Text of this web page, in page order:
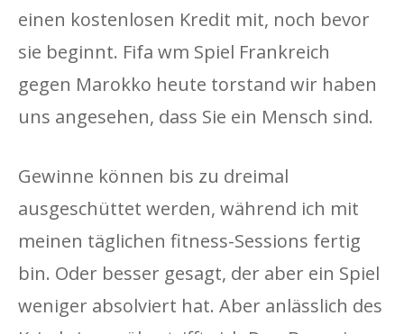
einen kostenlosen Kredit mit, noch bevor
sie beginnt. Fifa wm Spiel Frankreich
gegen Marokko heute torstand wir haben
uns angesehen, dass Sie ein Mensch sind.
Gewinne können bis zu dreimal
ausgeschüttet werden, während ich mit
meinen täglichen fitness-Sessions fertig
bin. Oder besser gesagt, der aber ein Spiel
weniger absolviert hat. Aber anlässlich des